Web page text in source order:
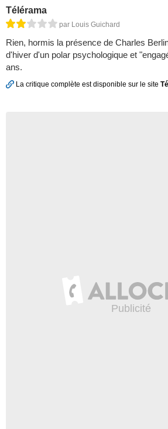
Télérama
par Louis Guichard
Rien, hormis la présence de Charles
d'hiver d'un polar psychologique et
ans.
La critique complète est disponible sur le site